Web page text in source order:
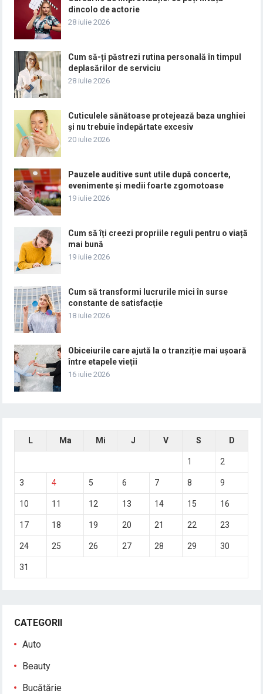
dincolo de actorie
28 iulie 2026
Cum să-ți păstrezi rutina personală în timpul
deplasărilor de serviciu
28 iulie 2026
Cuticulele sănătoase protejează baza unghiei
și nu trebuie îndepărtate excesiv
20 iulie 2026
Pauzele auditive sunt utile după concerte,
evenimente și medii foarte zgomotoase
19 iulie 2026
Cum să îți creezi propriile reguli pentru o viață
mai bună
19 iulie 2026
Cum să transformi lucrurile mici în surse
constante de satisfacție
18 iulie 2026
Obiceiurile care ajută la o tranziție mai ușoară
între etapele vieții
16 iulie 2026
L Ma Mi J V S D
1 2
3 4 5 6 7 8 9
10 11 12 13 14 15 16
17 18 19 20 21 22 23
24 25 26 27 28 29 30
31
CATEGORII
Auto
Beauty
Bucătărie